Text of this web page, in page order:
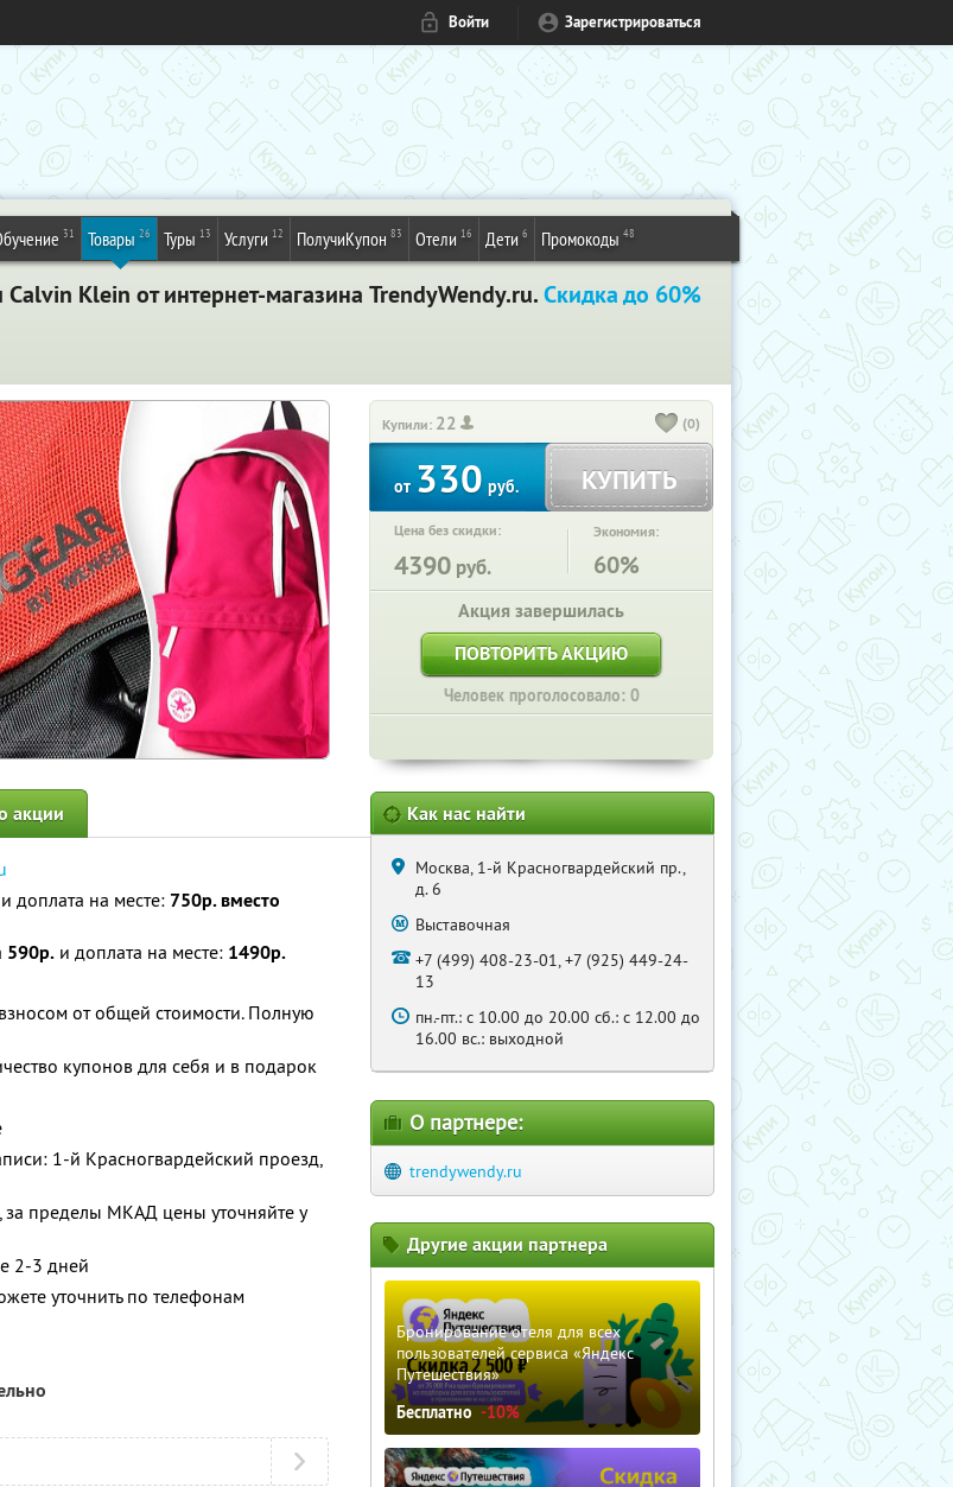
Войти Зарегистрироваться
31 Товары 26 Туры 13 Услуги 12 ПолучиКупон 83 Отели 16 Дети 6 Промокоды 48
Klein от интернет-магазина TrendyWendy.ru.Скидка до 60%
Купили: 22 (0)
от330руб. КУПИТЬ
Цена без скидки:
4390 руб.
Экономия:
60%
Акция завершилась
ПОВТОРИТЬ АКЦИЮ
Человек проголосовало: 0
акции
и доплата на месте: 750р. вместо
590р. и доплата на месте: 1490р.
от общей стоимости. Полную
купонов для себя и в подарок
1-й Красногвардейский проезд,
, за пределы МКАД цены уточняйте у
2-3 дней
уточнить по телефонам
Как нас найти
Москва, 1-й Красногвардейский пр.,
д. 6
Выставочная
+7 (499) 408-23-01, +7 (925) 449-24-
13
пн.-пт.: с 10.00 до 20.00 сб.: с 12.00 до
16.00 вс.: выходной
О партнере:
trendywendy.ru
Другие акции партнера
Бронирование отеля для всех
пользователей сервиса «Яндекс
Путешествия»
Бесплатно -10%